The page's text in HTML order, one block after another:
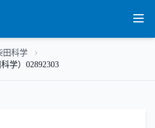
田科学
学）02892303